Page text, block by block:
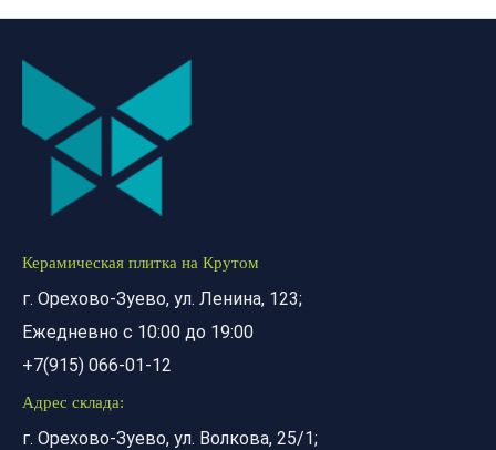
Керамическая плитка на Крутом
г. Орехово-Зуево, ул. Ленина, 123;
Ежедневно с 10:00 до 19:00
+7(915) 066-01-12
Адрес склада:
г. Орехово-Зуево, ул. Волкова, 25/1;